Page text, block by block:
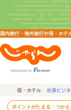
国内旅行・海外旅行や宿・ホ
宿・ホテル 出張ビジネ
ポイントがたまる・つかえ